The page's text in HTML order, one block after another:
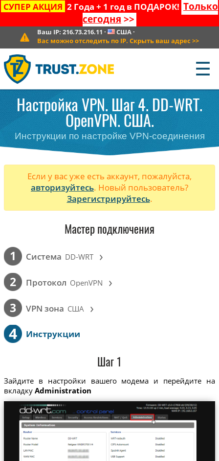
СУПЕР АКЦИЯ 2 Года + 1 год в ПОДАРОК! Только
сегодня >>
Ваш IP: 216.73.216.11 · США·
Вас можно отследить по IP. Скрыть ваш адрес >>
☰
Настройка VPN. Шаг 4. DD-WRT.
OpenVPN. США.
Инструкции по настройке VPN-соединения
Если у вас уже есть аккаунт, пожалуйста,
авторизуйтесь. Новый пользователь?
Зарегистрируйтесь.
Мастер подключения
1 Cистема DD-WRT ›
2 Протокол OpenVPN ›
3 VPN зона США ›
4 Инструкции
Шаг 1
Зайдите в настройки вашего модема и перейдите на
вкладку Administration